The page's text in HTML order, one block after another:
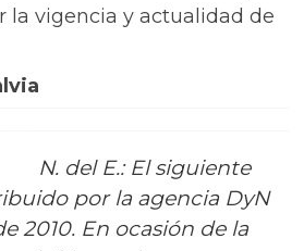
la vigencia y actualidad de
N. del E.: El siguiente
por la agencia DyN
2010. En ocasión de la